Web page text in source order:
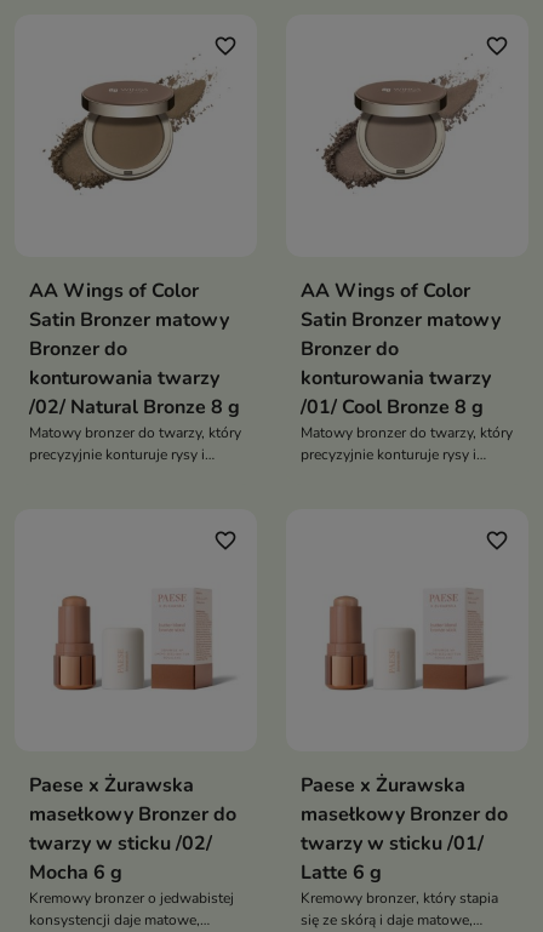
favorite_border
AA Wings of Color
Satin Bronzer matowy
Bronzer do
konturowania twarzy
/02/ Natural Bronze 8 g
Matowy bronzer do twarzy, który
precyzyjnie konturuje rysy i
favorite_border
AA Wings of Color
Satin Bronzer matowy
Bronzer do
konturowania twarzy
/01/ Cool Bronze 8 g
Matowy bronzer do twarzy, który
precyzyjnie konturuje rysy i
favorite_border
Paese x Żurawska
masełkowy Bronzer do
twarzy w sticku /02/
Mocha 6 g
Kremowy bronzer o jedwabistej
konsystencji daje matowe,
favorite_border
Paese x Żurawska
masełkowy Bronzer do
twarzy w sticku /01/
Latte 6 g
Kremowy bronzer, który stapia
się ze skórą i daje matowe,